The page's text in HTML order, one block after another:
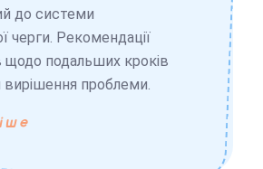
до системи
черги. Рекомендації
щодо подальших кроків
вирішення проблеми.